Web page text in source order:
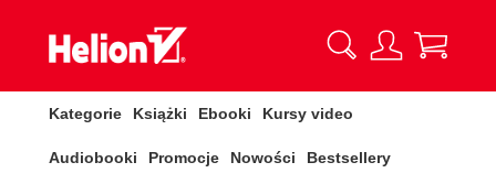
Kategorie Książki Ebooki Kursy video
Audiobooki Promocje Nowości Bestsellery